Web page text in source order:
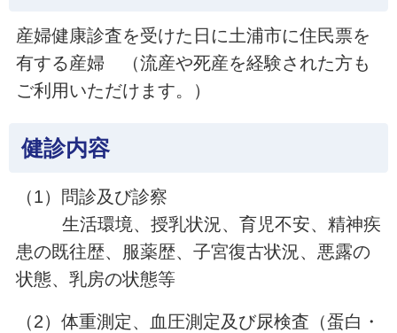
産婦健康診査を受けた日に土浦市に住民票を
有する産婦 （流産や死産を経験された方も
ご利用いただけます。）
健診内容
（1）問診及び診察
生活環境、授乳状況、育児不安、精神疾
患の既往歴、服薬歴、子宮復古状況、悪露の
状態、乳房の状態等
（2）体重測定、血圧測定及び尿検査（蛋白・